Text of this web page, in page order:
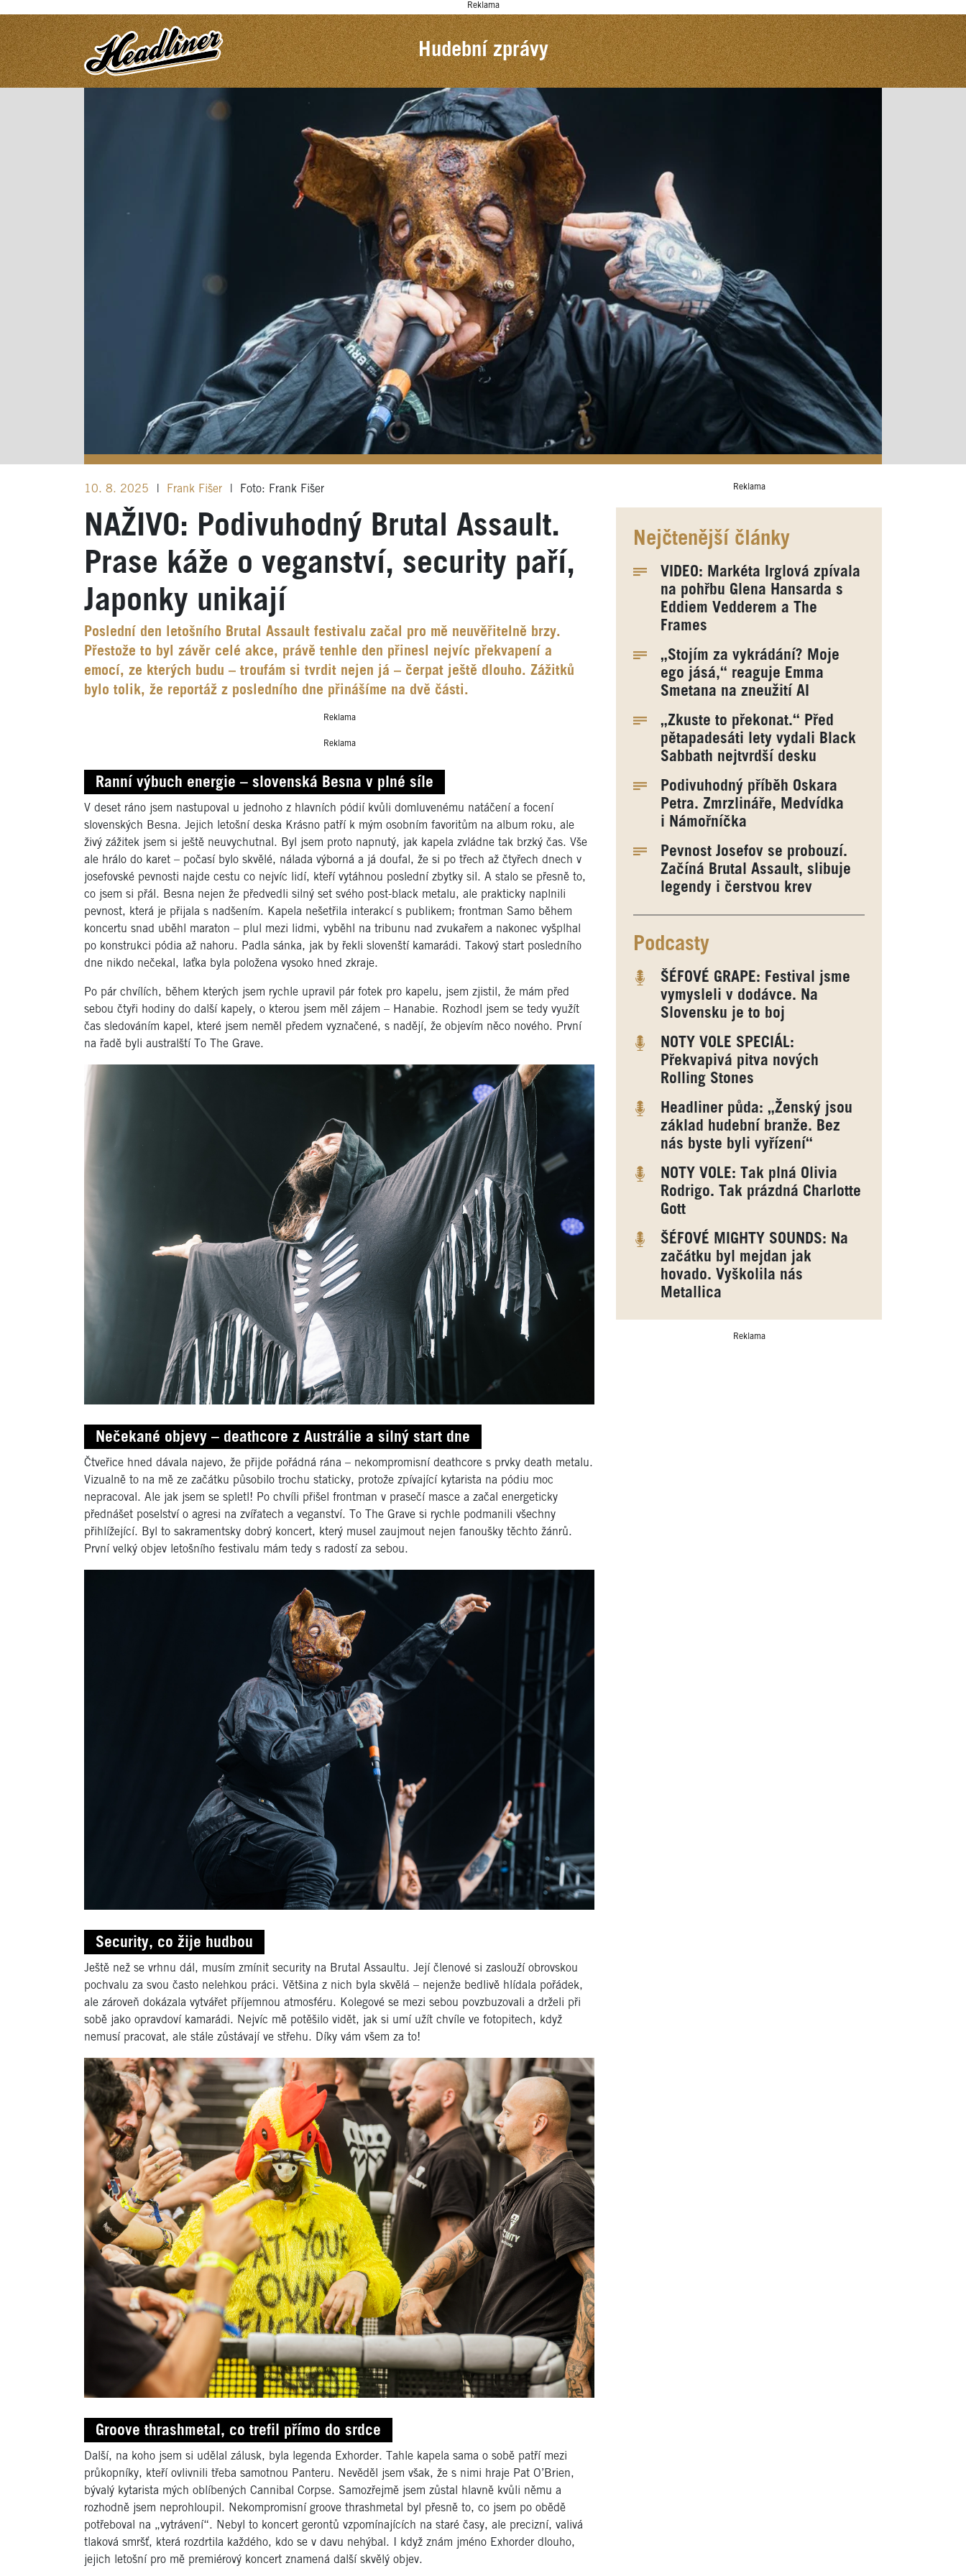
Reklama
Hudební zprávy
10. 8. 2025 Frank Fišer Foto: Frank Fišer
NAŽIVO: Podivuhodný Brutal Assault.
Prase káže o veganství, security paří,
Japonky unikají
Poslední den letošního Brutal Assault festivalu začal pro mě neuvěřitelně brzy.
Přestože to byl závěr celé akce, právě tenhle den přinesl nejvíc překvapení a
emocí, ze kterých budu – troufám si tvrdit nejen já – čerpat ještě dlouho. Zážitků
bylo tolik, že reportáž z posledního dne přinášíme na dvě části.
Reklama
Reklama
Ranní výbuch energie – slovenská Besna v plné síle
V deset ráno jsem nastupoval u jednoho z hlavních pódií kvůli domluvenému natáčení a focení
slovenských Besna. Jejich letošní deska Krásno patří k mým osobním favoritům na album roku, ale
živý zážitek jsem si ještě neuvychutnal. Byl jsem proto napnutý, jak kapela zvládne tak brzký čas. Vše
ale hrálo do karet – počasí bylo skvělé, nálada výborná a já doufal, že si po třech až čtyřech dnech v
josefovské pevnosti najde cestu co nejvíc lidí, kteří vytáhnou poslední zbytky sil. A stalo se přesně to,
co jsem si přál. Besna nejen že předvedli silný set svého post-black metalu, ale prakticky naplnili
pevnost, která je přijala s nadšením. Kapela nešetřila interakcí s publikem; frontman Samo během
koncertu snad uběhl maraton – plul mezi lidmi, vyběhl na tribunu nad zvukařem a nakonec vyšplhal
po konstrukci pódia až nahoru. Padla sánka, jak by řekli slovenští kamarádi. Takový start posledního
dne nikdo nečekal, laťka byla položena vysoko hned zkraje.
Po pár chvílích, během kterých jsem rychle upravil pár fotek pro kapelu, jsem zjistil, že mám před
sebou čtyři hodiny do další kapely, o kterou jsem měl zájem – Hanabie. Rozhodl jsem se tedy využít
čas sledováním kapel, které jsem neměl předem vyznačené, s nadějí, že objevím něco nového. První
na řadě byli australští To The Grave.
Nečekané objevy – deathcore z Austrálie a silný start dne
Čtveřice hned dávala najevo, že přijde pořádná rána – nekompromisní deathcore s prvky death metalu.
Vizualně to na mě ze začátku působilo trochu staticky, protože zpívající kytarista na pódiu moc
nepracoval. Ale jak jsem se spletl! Po chvíli přišel frontman v prasečí masce a začal energeticky
přednášet poselství o agresi na zvířatech a veganství. To The Grave si rychle podmanili všechny
přihlížející. Byl to sakramentsky dobrý koncert, který musel zaujmout nejen fanoušky těchto žánrů.
První velký objev letošního festivalu mám tedy s radostí za sebou.
Security, co žije hudbou
Ještě než se vrhnu dál, musím zmínit security na Brutal Assaultu. Její členové si zaslouží obrovskou
pochvalu za svou často nelehkou práci. Většina z nich byla skvělá – nejenže bedlivě hlídala pořádek,
ale zároveň dokázala vytvářet příjemnou atmosféru. Kolegové se mezi sebou povzbuzovali a drželi při
sobě jako opravdoví kamarádi. Nejvíc mě potěšilo vidět, jak si umí užít chvíle ve fotopitech, když
nemusí pracovat, ale stále zůstávají ve střehu. Díky vám všem za to!
Groove thrashmetal, co trefil přímo do srdce
Další, na koho jsem si udělal zálusk, byla legenda Exhorder. Tahle kapela sama o sobě patří mezi
průkopníky, kteří ovlivnili třeba samotnou Panteru. Nevěděl jsem však, že s nimi hraje Pat O’Brien,
bývalý kytarista mých oblíbených Cannibal Corpse. Samozřejmě jsem zůstal hlavně kvůli němu a
rozhodně jsem neprohloupil. Nekompromisní groove thrashmetal byl přesně to, co jsem po obědě
potřeboval na „vytrávení“. Nebyl to koncert gerontů vzpomínajících na staré časy, ale precizní, valivá
tlaková smršť, která rozdrtila každého, kdo se v davu nehýbal. I když znám jméno Exhorder dlouho,
jejich letošní pro mě premiérový koncert znamená další skvělý objev.
Reklama
Nejčtenější články
VIDEO: Markéta Irglová zpívala
na pohřbu Glena Hansarda s
Eddiem Vedderem a The
Frames
„Stojím za vykrádání? Moje
ego jásá,“ reaguje Emma
Smetana na zneužití AI
„Zkuste to překonat.“ Před
pětapadesáti lety vydali Black
Sabbath nejtvrdší desku
Podivuhodný příběh Oskara
Petra. Zmrzlináře, Medvídka
i Námořníčka
Pevnost Josefov se probouzí.
Začíná Brutal Assault, slibuje
legendy i čerstvou krev
Podcasty
ŠÉFOVÉ GRAPE: Festival jsme
vymysleli v dodávce. Na
Slovensku je to boj
NOTY VOLE SPECIÁL:
Překvapivá pitva nových
Rolling Stones
Headliner půda: „Ženský jsou
základ hudební branže. Bez
nás byste byli vyřízení“
NOTY VOLE: Tak plná Olivia
Rodrigo. Tak prázdná Charlotte
Gott
ŠÉFOVÉ MIGHTY SOUNDS: Na
začátku byl mejdan jak
hovado. Vyškolila nás
Metallica
Reklama